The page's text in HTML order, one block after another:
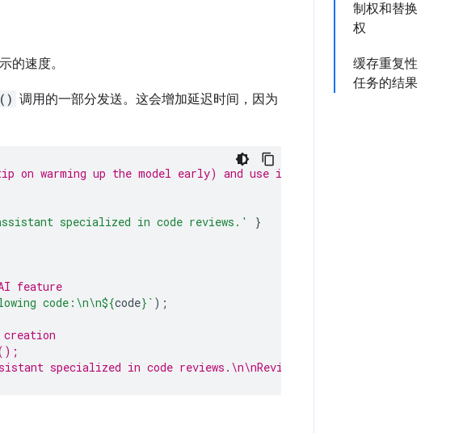
制权和替换
权
缓存重复性
任务的结果
的速度。
调用的一部分发送。这会增加延迟时间，因为
on warming up the model early) and use initialPrompts for system
specialized in code reviews.'
}
feature
code:\n\n${code} ` );
specialized in code reviews.\n\nReview the following